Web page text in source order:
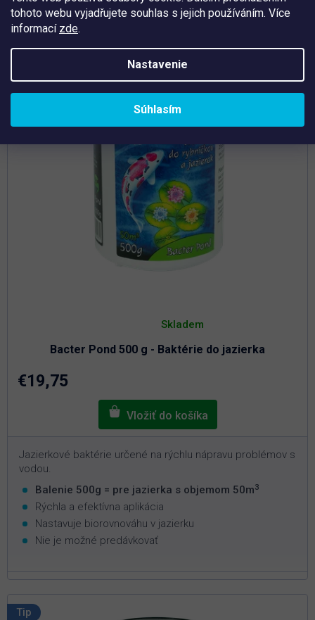
tohoto webu vyjadřujete souhlas s jejich používáním. Více
informací zde.
Nastavenie
Súhlasím
Tip
Bacter Pond 500 g - Baktérie do jazierka
hodnotenie
je
5,0
Skladem
€19,75
Jazierkové baktérie určené na rýchlu nápravu problémov s
vodou.
Balenie 500g = pre jazierka s objemom 50m3
Rýchla a efektívna aplikácia
Nastavuje biorovnováhu v jazierku
Nie je možné predávkovať
Tip